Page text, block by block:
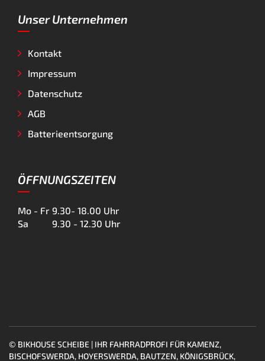
Unser Unternehmen
Kontakt
Impressum
Datenschutz
AGB
Batterieentsorgung
ÖFFNUNGSZEITEN
Mo - Fr 9.30- 18.00 Uhr
Sa
9.30 - 12.30 Uhr
© BIKHOUSE SCHEIBE | IHR FAHRRADPROFI FÜR KAMENZ,
BISCHOFSWERDA, HOYERSWERDA, BAUTZEN, KÖNIGSBRÜCK,